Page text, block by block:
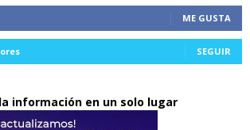
ME GUSTA
SEGUIR
información en un solo lugar